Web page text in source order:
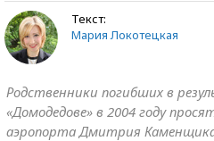
Текст:
Мария Локотецкая
Родственники погибших в
«Домодедове» в 2004 году
аэропорта Дмитрия